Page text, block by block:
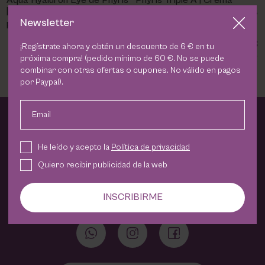
para el Contorno de Ojos
50,05 €
contorno ojos retinol | Ojeras
54,80 €
Carvajal Centro de Maquillaje y Estética a casa.
Te ofrecemos los productos que nosotros utilizamos en
nuestro centro y que son siempre garantía de buenos
resultados.
Newsletter
¡Regístrate ahora y obtén un descuento de 6 € en tu
próxima compra! (pedido mínimo de 60 €. No se puede
combinar con otras ofertas o cupones. No válido en pagos
por Paypal).
Email
He leído y acepto la Política de privacidad
Quiero recibir publicidad de la web
INSCRIBIRME
PHARM FOOT
PHYRIS
UTSUKUSY
VICTORIA VYNN